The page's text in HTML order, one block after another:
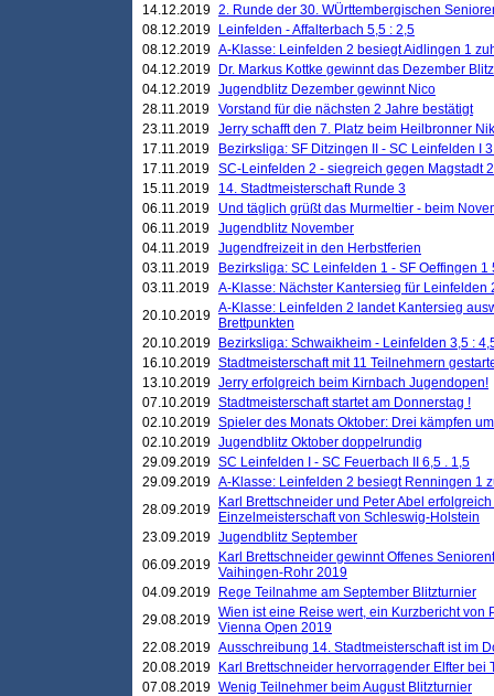
14.12.2019 2. Runde der 30. WÜrttembergischen
08.12.2019
Leinfelden - Affalterbach 5,5 : 2,5
08.12.2019 A-Klasse: Leinfelden 2 besiegt Aidlingen 1
04.12.2019
Dr. Markus Kottke gewinnt das Dezember
04.12.2019 Jugendblitz Dezember gewinnt Nico
28.11.2019 Vorstand für die nächsten 2 Jahre bestätigt
23.11.2019 Jerry schafft den 7. Platz beim Heilbronner
17.11.2019
Bezirksliga: SF Ditzingen II - SC Leinfelden I
17.11.2019 SC-Leinfelden 2 - siegreich gegen Magstadt 2
15.11.2019
14. Stadtmeisterschaft Runde 3
06.11.2019
Und täglich grüßt das Murmeltier - beim
06.11.2019 Jugendblitz November
04.11.2019 Jugendfreizeit in den Herbstferien
03.11.2019
Bezirksliga: SC Leinfelden 1 - SF Oeffingen 1
03.11.2019 A-Klasse: Nächster Kantersieg für Leinfelden
20.10.2019 A-Klasse: Leinfelden 2 landet Kantersieg
Brettpunkten
20.10.2019
Bezirksliga: Schwaikheim - Leinfelden 3,5 :
16.10.2019 Stadtmeisterschaft mit 11 Teilnehmern
13.10.2019 Jerry erfolgreich beim Kirnbach Jugendopen!
07.10.2019 Stadtmeisterschaft startet am Donnerstag !
02.10.2019 Spieler des Monats Oktober: Drei kämpfen
02.10.2019 Jugendblitz Oktober doppelrundig
29.09.2019 SC Leinfelden I - SC Feuerbach II 6,5 . 1,5
29.09.2019 A-Klasse: Leinfelden 2 besiegt Renningen 1
28.09.2019
Karl Brettschneider und Peter Abel
Einzelmeisterschaft von Schleswig-Holstein
23.09.2019 Jugendblitz September
06.09.2019
Karl Brettschneider gewinnt Offenes
Vaihingen-Rohr 2019
04.09.2019
Rege Teilnahme am September Blitzturnier
29.08.2019 Wien ist eine Reise wert, ein Kurzbericht von
Vienna Open 2019
22.08.2019 Ausschreibung 14. Stadtmeisterschaft ist im
20.08.2019
Karl Brettschneider hervorragender Elfter bei
07.08.2019 Wenig Teilnehmer beim August Blitzturnier